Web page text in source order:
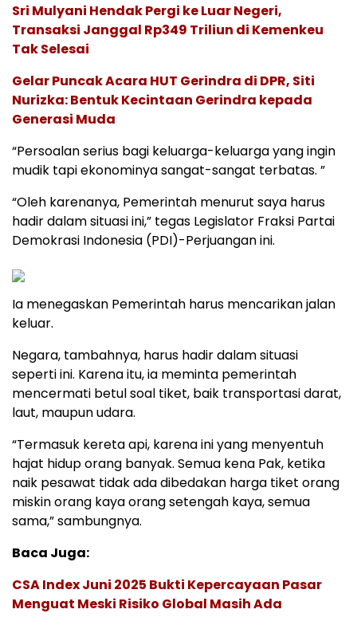
Sri Mulyani Hendak Pergi ke Luar Negeri,
Transaksi Janggal Rp349 Triliun di Kemenkeu
Tak Selesai
Gelar Puncak Acara HUT Gerindra di DPR, Siti
Nurizka: Bentuk Kecintaan Gerindra kepada
Generasi Muda
“Persoalan serius bagi keluarga-keluarga yang ingin
mudik tapi ekonominya sangat-sangat terbatas. ”
“Oleh karenanya, Pemerintah menurut saya harus
hadir dalam situasi ini,” tegas Legislator Fraksi Partai
Demokrasi Indonesia (PDI)-Perjuangan ini.
Ia menegaskan Pemerintah harus mencarikan jalan
keluar.
Negara, tambahnya, harus hadir dalam situasi
seperti ini. Karena itu, ia meminta pemerintah
mencermati betul soal tiket, baik transportasi darat,
laut, maupun udara.
“Termasuk kereta api, karena ini yang menyentuh
hajat hidup orang banyak. Semua kena Pak, ketika
naik pesawat tidak ada dibedakan harga tiket orang
miskin orang kaya orang setengah kaya, semua
sama,” sambungnya.
Baca Juga:
CSA Index Juni 2025 Bukti Kepercayaan Pasar
Menguat Meski Risiko Global Masih Ada